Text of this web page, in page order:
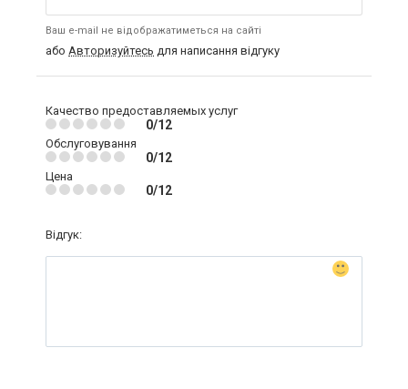
Ваш e-mail не відображатиметься на сайті
або Авторизуйтесь для написання відгуку
Качество предоставляемых услуг
0/12
Обслуговування
0/12
Цена
0/12
Відгук: